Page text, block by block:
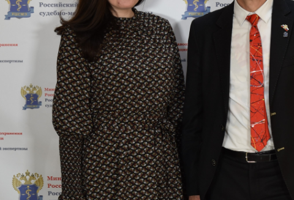
Альбомы
12 – 13 мая 2022 года в РЦСМЭ состоялась Всероссийская научно-
«Профессиональные правонарушения медицинских работников:
14.07.2022